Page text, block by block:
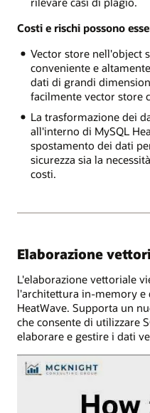
Costi e rischi possono
Vector store nell'object
conveniente e
dati di grandi
facilmente vector store
La trasformazione dei
all'interno di MySQL
spostamento dei dati
sicurezza sia la
costi.
Elaborazione
L'elaborazione vettoriale
l'architettura in-memory e
HeatWave. Supporta un
che consente di utilizzare
elaborare e gestire i dati